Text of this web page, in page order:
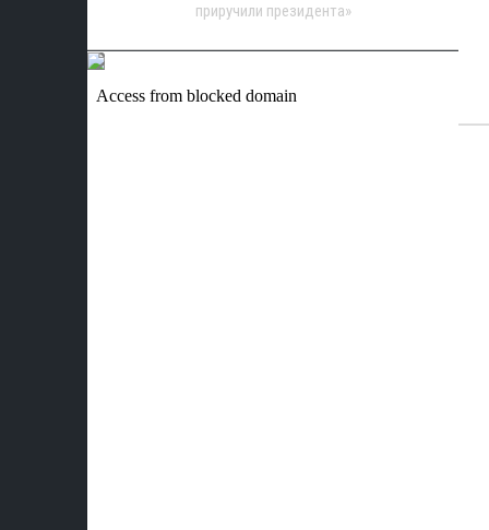
приручили президента»